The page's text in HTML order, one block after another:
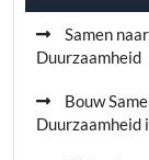
Samen
Duurzaamheid
Bouw
Duurzaamheid